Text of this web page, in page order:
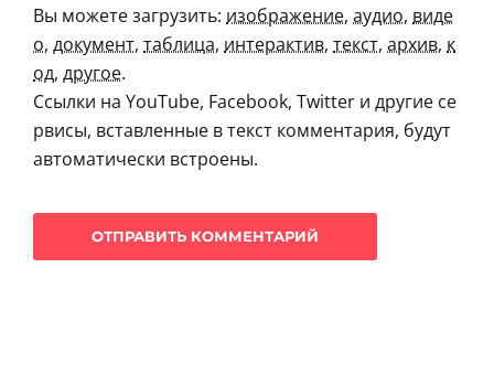
Вы можете загрузить: изображение, аудио, виде
о, документ, таблица, интерактив, текст, архив, к
од, другое.
Ссылки на YouTube, Facebook, Twitter и другие се
рвисы, вставленные в текст комментария, будут
автоматически встроены.